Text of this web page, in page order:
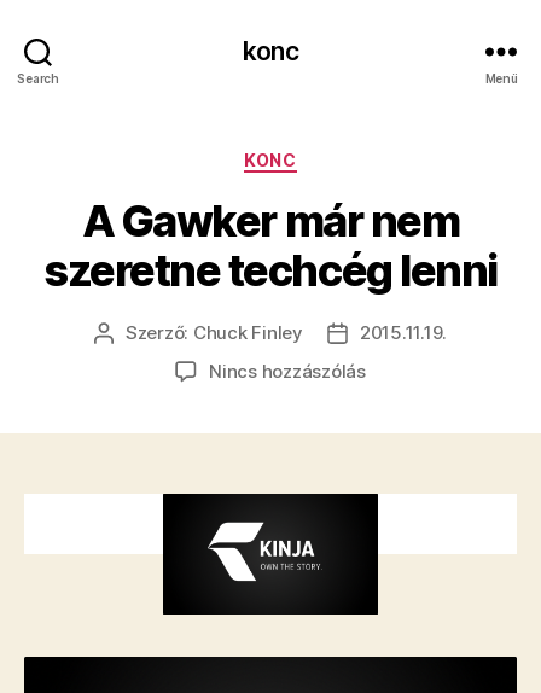
Search
konc
Menü
Kategóriák
KONC
A Gawker már nem
szeretne techcég lenni
Bejegyzés
Szerző: Chuck Finley
Bejegyzés
dátuma
2015.11.19.
Nincs hozzászólása(z)
szeretne
lenni